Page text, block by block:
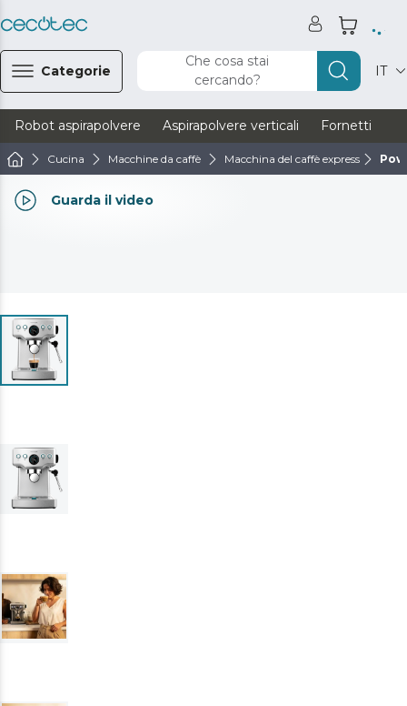
Categorie
Che cosa stai
cercando?
IT
Robot aspirapolvere Aspirapolvere verticali Fornetti
Cucina Macchine da caffè Macchina del caffè express
Guarda il video